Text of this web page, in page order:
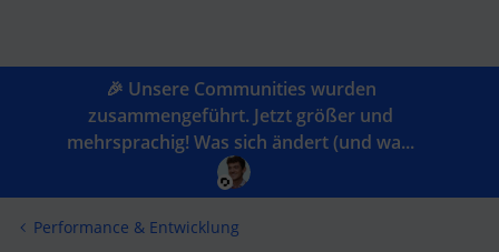
🎉 Unsere Communities wurden
zusammengeführt. Jetzt größer und
mehrsprachig! Was sich ändert (und wa...
Performance & Entwicklung